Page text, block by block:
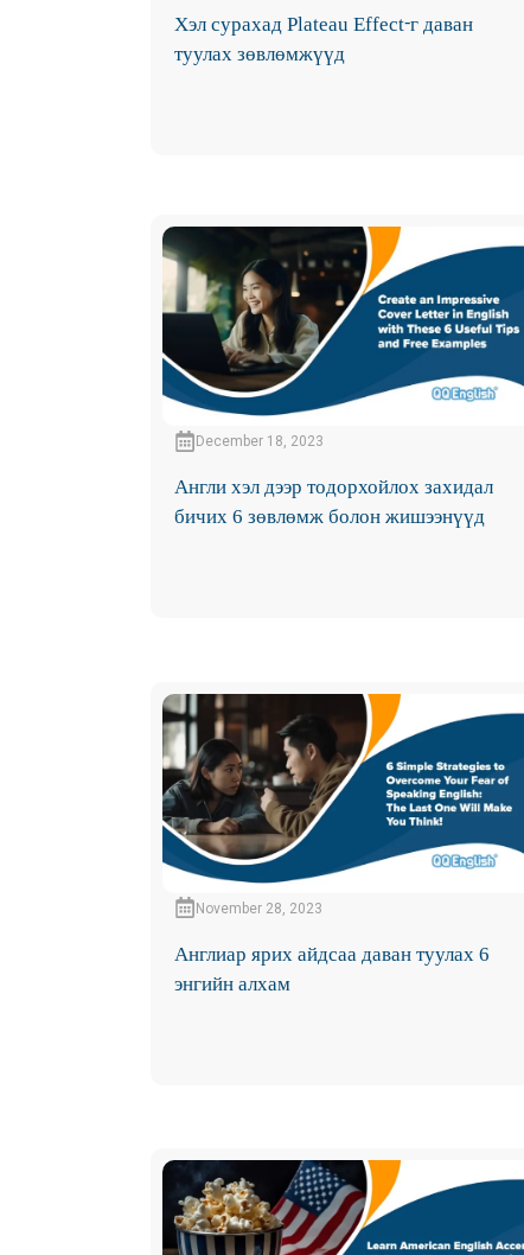
Хэл сурахад Plateau Effect-г даван
туулах зөвлөмжүүд
December 18, 2023
Англи хэл дээр тодорхойлох захидал
бичих 6 зөвлөмж болон жишээнүүд
November 28, 2023
Англиар ярих айдсаа даван туулах 6
энгийн алхам